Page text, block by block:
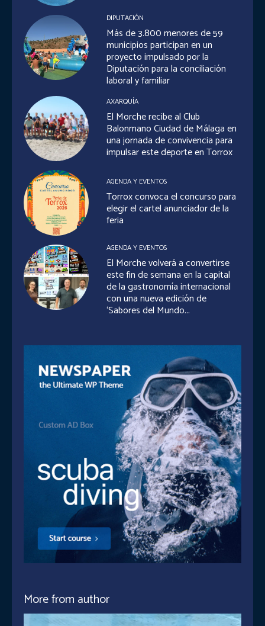
DIPUTACIÓN
Más de 3.800 menores de 59
municipios participan en un
proyecto impulsado por la
Diputación para la conciliación
laboral y familiar
AXARQUÍA
El Morche recibe al Club
Balonmano Ciudad de Málaga en
una jornada de convivencia para
impulsar este deporte en Torrox
AGENDA Y EVENTOS
Torrox convoca el concurso para
elegir el cartel anunciador de la
feria
AGENDA Y EVENTOS
El Morche volverá a convertirse
este fin de semana en la capital
de la gastronomía internacional
con una nueva edición de
‘Sabores del Mundo...
More from author